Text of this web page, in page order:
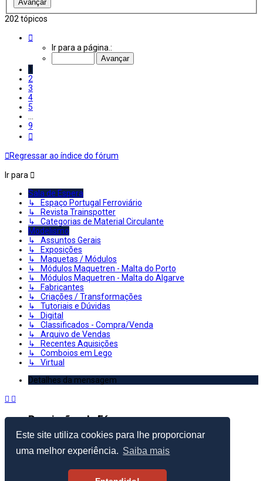
Este site utiliza cookies para lhe proporcionar
uma melhor experiência. Saiba mais
202 tópicos
9
Ir para a página.:
1
2
3
4
5
...
9
Regressar ao índice do fórum
Ir para
Sala de Espera
↳ Espaço Portugal Ferroviário
↳ Revista Trainspotter
↳ Categorias de Material Circulante
Modelismo
↳ Assuntos Gerais
↳ Exposições
↳ Maquetas / Módulos
↳ Módulos Maquetren - Malta do Porto
↳ Módulos Maquetren - Malta do Algarve
↳ Fabricantes
↳ Criações / Transformações
↳ Tutoriais e Dúvidas
↳ Digital
↳ Classificados - Compra/Venda
↳ Arquivo de Vendas
↳ Recentes Aquisições
↳ Comboios em Lego
↳ Virtual
Detalhes da mensagem
Permissões do Fórum
Criar Tópicos: Proibido
Responder Tópicos: Proibido
Editar Mensagens: Proibido
Apagar Mensagens: Proibido
Enviar anexos: Proibido